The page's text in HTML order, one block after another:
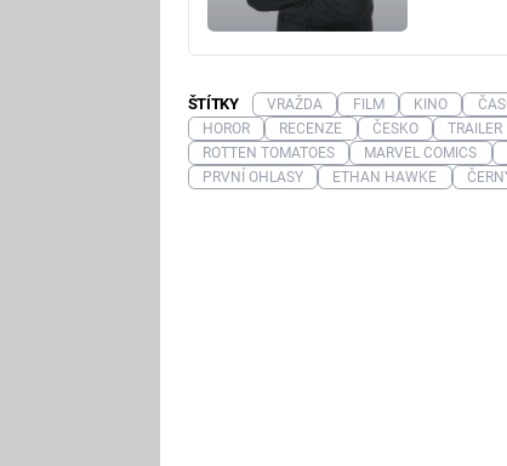
ŠTÍTKY VRAŽDA FILM KINO
HOROR
RECENZE ČESKO
TRAILER
ROTTEN TOMATOES
MARVEL COMICS
PRVNÍ OHLASY
ETHAN HAWKE